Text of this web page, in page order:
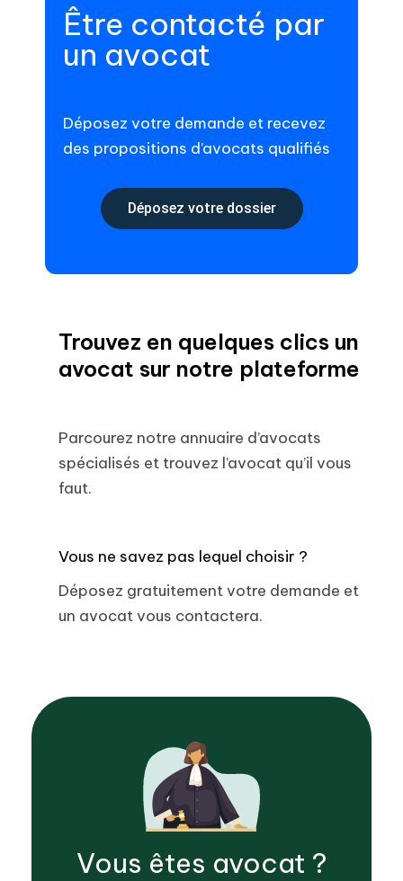
Être contacté par
un avocat
Déposez votre demande et recevez
des propositions d’avocats qualifiés
Déposez votre dossier
Trouvez en quelques clics un
avocat sur notre plateforme
Parcourez notre annuaire d’avocats
spécialisés et trouvez l’avocat qu’il vous
faut.
Vous ne savez pas lequel choisir ?
Déposez gratuitement votre demande et
un avocat vous contactera.
Vous êtes avocat ?